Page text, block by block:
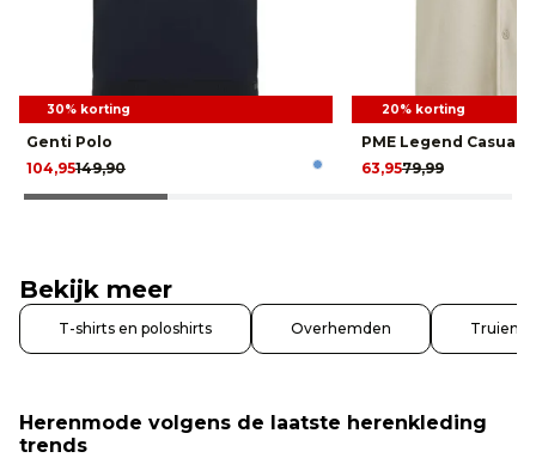
30% korting
Genti Polo
149,90
104,95
20% korting
PME Legend Casual
79,99
63,95
Bekijk meer
T-shirts en poloshirts Overhemden Truien
Herenmode volgens de laatste herenkleding
trends